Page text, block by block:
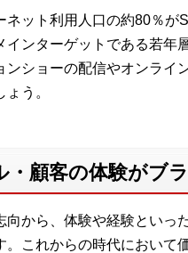
ネット利用人口の約80％が
インターゲットである若年
ンショーの配信やオンラ
ょう。
・顧客の体験がブ
向から、体験や経験といっ
。これからの時代において